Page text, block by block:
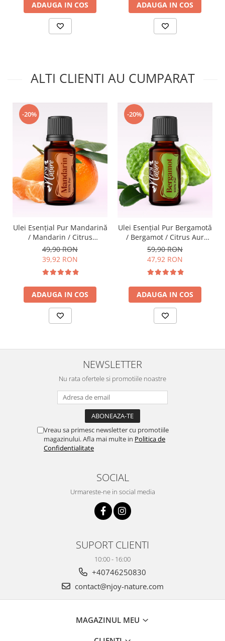
ADAUGA IN COS ADAUGA IN COS
ALTI CLIENTI AU CUMPARAT
-20%
Ulei Esenţial Pur Mandarină
/ Mandarin / Citrus
Reticulata 15ml -
Aromaterapie Sigura | nJoy
Nature
49,90 RON
39,92 RON
ADAUGA IN COS
-20%
Ulei Esențial Pur Bergamotă
/ Bergamot / Citrus Aur
Bergamia 15ml -
Aromaterapie Sigura | nJoy
Nature
59,90 RON
47,92 RON
ADAUGA IN COS
NEWSLETTER
Nu rata ofertele si promotiile noastre
Vreau sa primesc newsletter cu promotiile
magazinului. Afla mai multe in Politica de
Confidentialitate
SOCIAL
Urmareste-ne in social media
SUPORT CLIENTI
10:00 - 16:00
+40746250830
contact@njoy-nature.com
MAGAZINUL MEU